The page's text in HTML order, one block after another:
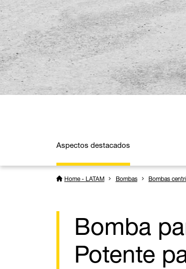
Aspectos destacados
Home - LATAM Bombas Bombas
Bomba
Potente